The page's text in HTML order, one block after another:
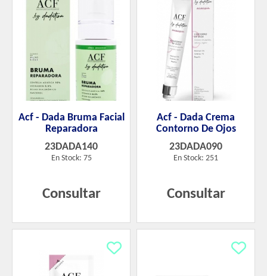
Acf - Dada Bruma Facial
Reparadora
23DADA140
En Stock: 75
Consultar
Acf - Dada Crema
Contorno De Ojos
23DADA090
En Stock: 251
Consultar